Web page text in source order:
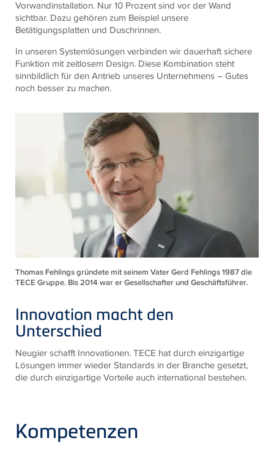
Vorwandinstallation. Nur 10 Prozent sind vor der Wand
sichtbar. Dazu gehören zum Beispiel unsere
Betätigungsplatten und Duschrinnen.
In unseren Systemlösungen verbinden wir dauerhaft sichere
Funktion mit zeitlosem Design. Diese Kombination steht
sinnbildlich für den Antrieb unseres Unternehmens – Gutes
noch besser zu machen.
Thomas Fehlings gründete mit seinem Vater Gerd Fehlings 1987 die
TECE Gruppe. Bis 2014 war er Gesellschafter und Geschäftsführer.
Innovation macht den
Unterschied
Neugier schafft Innovationen. TECE hat durch einzigartige
Lösungen immer wieder Standards in der Branche gesetzt,
die durch einzigartige Vorteile auch international bestehen.
Kompetenzen